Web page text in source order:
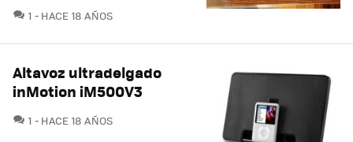
1 COMENTARIOS
HACE 18 AÑOS
Altavoz ultradelgado
inMotion iM500V3
1 COMENTARIOS
HACE 18 AÑOS